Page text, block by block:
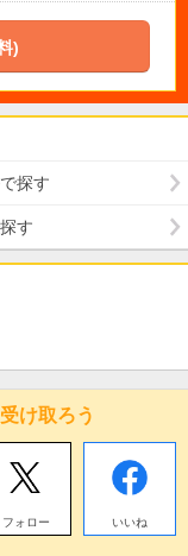
)
探す
す
け取ろう
フォロー いいね